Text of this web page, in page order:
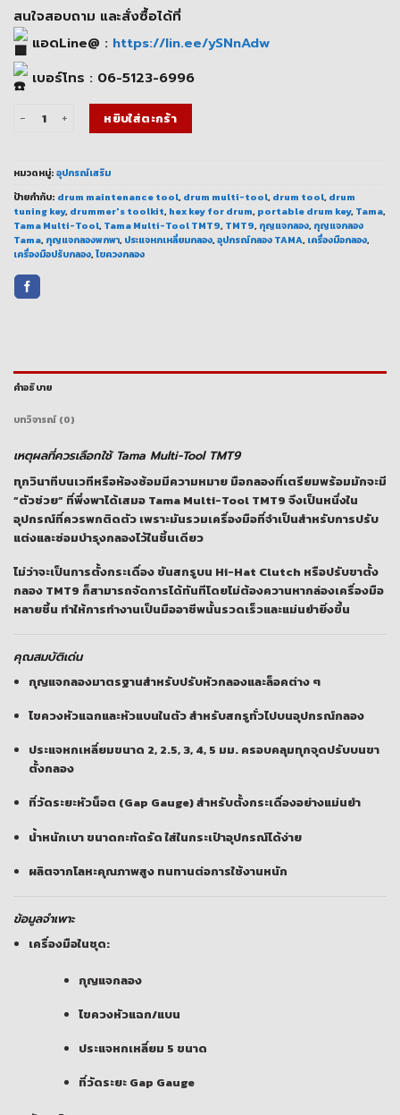
สนใจสอบถาม และสั่งซื้อได้ที่
แอดLine@ : https://lin.ee/ySNnAdw
เบอร์โทร : 06-5123-6996
จำนวน Tama Multi-Tool TMT9 | เครื่องมือกลองครบชุดในอุปกรณ์เดียว ชิ้น
หยิบใส่ตะกร้า
หมวดหมู่:อุปกรณ์เสริม
ป้ายกำกับ: drum maintenance tool, drum multi-tool, drum tool, drum
tuning key, drummer's toolkit, hex key for drum, portable drum key, Tama,
Tama Multi-Tool, Tama Multi-Tool TMT9, TMT9, กุญแจกลอง, กุญแจกลอง
Tama, กุญแจกลองพกพา, ประแจหกเหลี่ยมกลอง,อุปกรณ์กลอง TAMA, เครื่องมือกลอง,
เครื่องมือปรับกลอง,ไขควงกลอง
คำอธิบาย
บทวิจารณ์ (0)
เหตุผลที่ควรเลือกใช้ Tama Multi-Tool TMT9
ทุกวินาทีบนเวทีหรือห้องซ้อมมีความหมาย มือกลองที่เตรียมพร้อมมักจะมี
“ตัวช่วย” ที่พึ่งพาได้เสมอ Tama Multi-Tool TMT9 จึงเป็นหนึ่งใน
อุปกรณ์ที่ควรพกติดตัว เพราะมันรวมเครื่องมือที่จำเป็นสำหรับการปรับ
แต่งและซ่อมบำรุงกลองไว้ในชิ้นเดียว
ไม่ว่าจะเป็นการตั้งกระเดื่อง ขันสกรูบน Hi-Hat Clutch หรือปรับขาตั้ง
กลอง TMT9 ก็สามารถจัดการได้ทันทีโดยไม่ต้องควานหากล่องเครื่องมือ
หลายชิ้น ทำให้การทำงานเป็นมืออาชีพนั้นรวดเร็วและแม่นยำยิ่งขึ้น
คุณสมบัติเด่น
กุญแจกลองมาตรฐานสำหรับปรับหัวกลองและล็อคต่าง ๆ
ไขควงหัวแฉกและหัวแบนในตัว สำหรับสกรูทั่วไปบนอุปกรณ์กลอง
ประแจหกเหลี่ยมขนาด 2, 2.5, 3, 4, 5 มม. ครอบคลุมทุกจุดปรับบนขา
ตั้งกลอง
ที่วัดระยะหัวน็อต (Gap Gauge) สำหรับตั้งกระเดื่องอย่างแม่นยำ
น้ำหนักเบา ขนาดกะทัดรัด ใส่ในกระเป๋าอุปกรณ์ได้ง่าย
ผลิตจากโลหะคุณภาพสูง ทนทานต่อการใช้งานหนัก
ข้อมูลจำเพาะ
เครื่องมือในชุด:
กุญแจกลอง
ไขควงหัวแฉก/แบน
ประแจหกเหลี่ยม 5 ขนาด
ที่วัดระยะ Gap Gauge